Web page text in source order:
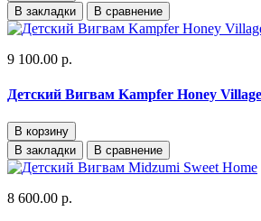
В закладки
В сравнение
9 100.00 р.
Детский Вигвам Kampfer Honey Village
В корзину
В закладки
В сравнение
8 600.00 р.